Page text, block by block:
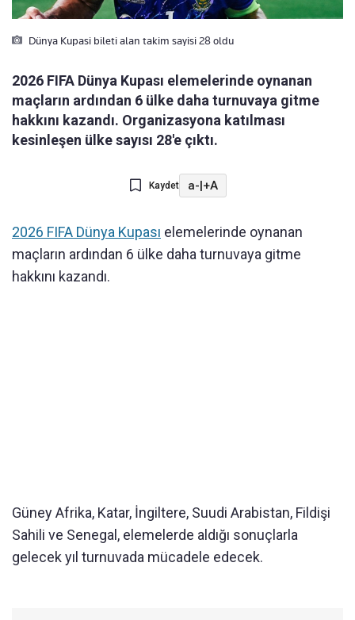
Dünya Kupasi bileti alan takim sayisi 28 oldu
2026 FIFA Dünya Kupası elemelerinde oynanan
maçların ardından 6 ülke daha turnuvaya gitme
hakkını kazandı. Organizasyona katılması
kesinleşen ülke sayısı 28'e çıktı.
Kaydet a-|+A
2026 FIFA Dünya Kupası elemelerinde oynanan
maçların ardından 6 ülke daha turnuvaya gitme
hakkını kazandı.
Güney Afrika, Katar, İngiltere, Suudi Arabistan, Fildişi
Sahili ve Senegal, elemelerde aldığı sonuçlarla
gelecek yıl turnuvada mücadele edecek.